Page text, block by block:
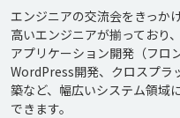
エンジニアの交流会をきっか
高いエンジニアが揃ってお
アプリケーション開発（フロ
WordPress開発、クロスプラ
築など、幅広いシステム領域
できます。